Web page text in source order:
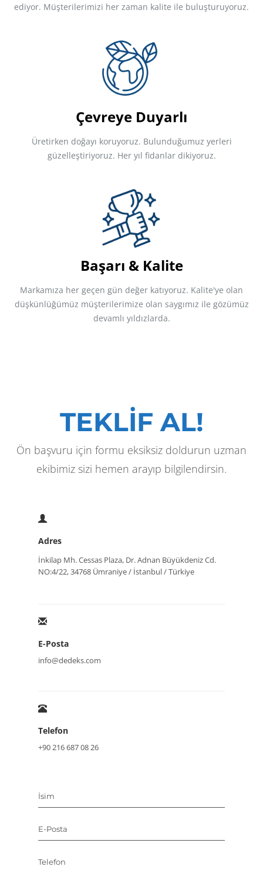
ediyor. Müşterilerimizi her zaman kalite ile buluşturuyoruz.
Çevreye Duyarlı
Üretirken doğayı koruyoruz. Bulunduğumuz yerleri
güzelleştiriyoruz. Her yıl fidanlar dikiyoruz.
Başarı & Kalite
Markamıza her geçen gün değer katıyoruz. Kalite'ye olan
düşkünlüğümüz müşterilerimize olan saygımız ile gözümüz
devamlı yıldızlarda.
TEKLİF AL!
Ön başvuru için formu eksiksiz doldurun uzman
ekibimiz sizi hemen arayıp bilgilendirsin.
Adres
İnkilap Mh. Cessas Plaza, Dr. Adnan Büyükdeniz Cd.
NO:4/22, 34768 Ümraniye / İstanbul / Türkiye
E-Posta
info@dedeks.com
Telefon
+90 216 687 08 26
İsim
E-Posta
Telefon